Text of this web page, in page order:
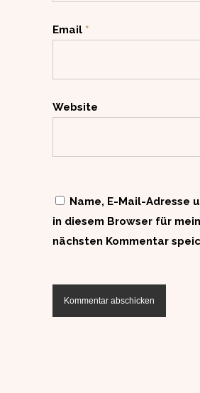
Email *
Website
Name, E-Mail-Adresse
in diesem Browser für
nächsten Kommentar